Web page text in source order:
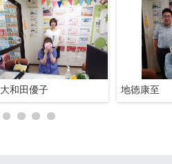
大和田優子 地徳康至